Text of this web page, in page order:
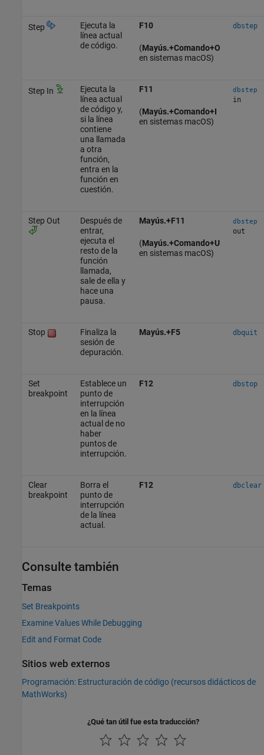
Step
Ejecuta la
línea actual
de código.
F10
(Mayús.+Comando+O
en sistemas macOS)
dbstep
Step In
Ejecuta la
línea actual
de código y,
si la línea
contiene
una llamada
a otra
función,
entra en la
función en
cuestión.
F11
(Mayús.+Comando+I
en sistemas macOS)
dbstep
in
Step Out
Después de
entrar,
ejecuta el
resto de la
función
llamada,
sale de ella y
hace una
pausa.
Mayús.+F11
(Mayús.+Comando+U
en sistemas macOS)
dbstep
out
Stop
Finaliza la
sesión de
depuración.
Mayús.+F5 dbquit
Set
breakpoint
Establece un
punto de
interrupción
en la línea
actual de no
haber
puntos de
interrupción.
F12 dbstop
Clear
breakpoint
Borra el
punto de
interrupción
de la línea
actual.
F12 dbclear
Consulte también
Temas
Set Breakpoints
Examine Values While Debugging
Edit and Format Code
Sitios web externos
Programación: Estructuración de código (recursos didácticos de
MathWorks)
¿Qué tan útil fue esta traducción?